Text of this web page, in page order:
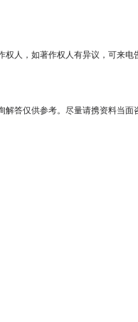
人，如著作权人有异议，可来电
答仅供参考。尽量请携资料当面